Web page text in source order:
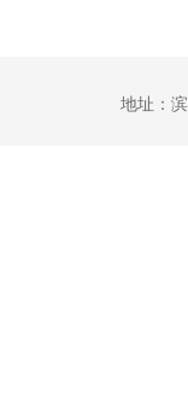
地址：